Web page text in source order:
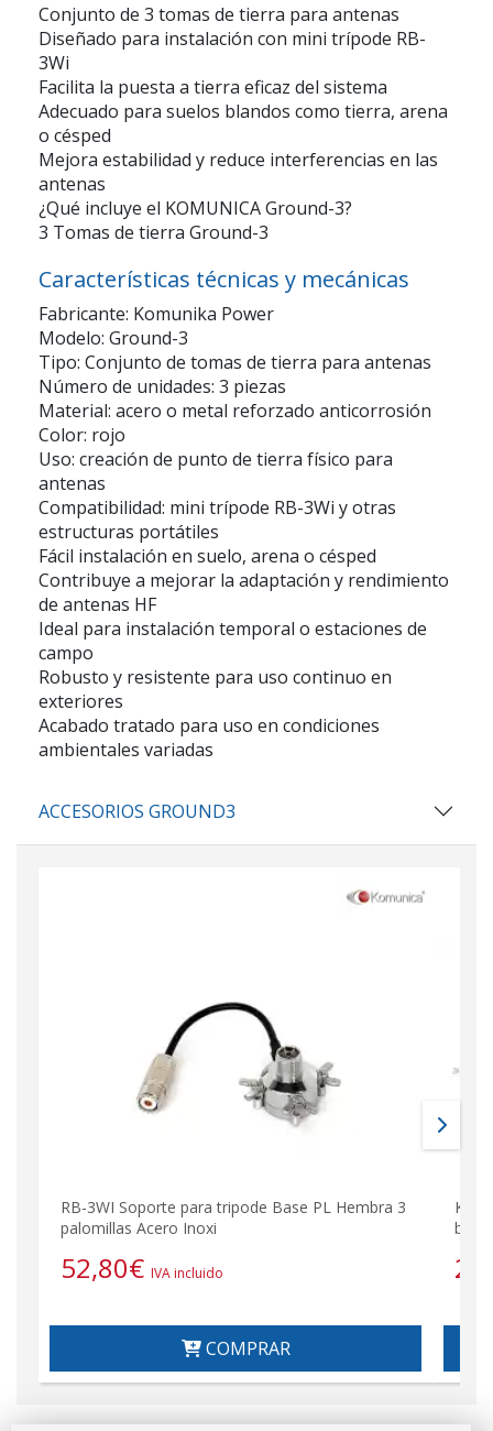
Conjunto de 3 tomas de tierra para antenas
Diseñado para instalación con mini trípode RB-
3Wi
Facilita la puesta a tierra eficaz del sistema
Adecuado para suelos blandos como tierra, arena
o césped
Mejora estabilidad y reduce interferencias en las
antenas
¿Qué incluye el KOMUNICA Ground-3?
3 Tomas de tierra Ground-3
Características técnicas y mecánicas
Fabricante: Komunika Power
Modelo: Ground-3
Tipo: Conjunto de tomas de tierra para antenas
Número de unidades: 3 piezas
Material: acero o metal reforzado anticorrosión
Color: rojo
Uso: creación de punto de tierra físico para
antenas
Compatibilidad: mini trípode RB-3Wi y otras
estructuras portátiles
Fácil instalación en suelo, arena o césped
Contribuye a mejorar la adaptación y rendimiento
de antenas HF
Ideal para instalación temporal o estaciones de
campo
Robusto y resistente para uso continuo en
exteriores
Acabado tratado para uso en condiciones
ambientales variadas
ACCESORIOS GROUND3
RB-3WI Soporte para tripode Base PL Hembra 3
palomillas Acero Inoxi
52,80€ IVA incluido
COMPRAR